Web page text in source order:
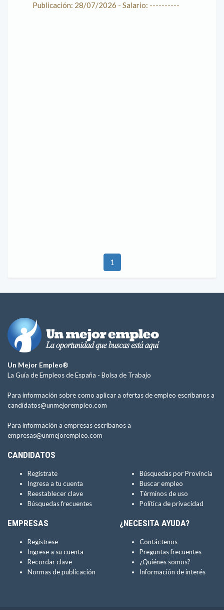
Publicación: 28/07/2026 - Salario: ----------
1
Un Mejor Empleo®
La Guía de Empleos de España - Bolsa de Trabajo
Para información sobre como aplicar a ofertas de empleo escríbanos a
candidatos@unmejorempleo.com
Para información a empresas escríbanos a
empresas@unmejorempleo.com
CANDIDATOS
Regístrate
Ingresa a tu cuenta
Reestablecer clave
Búsquedas frecuentes
Búsquedas por Provincia
Buscar empleo
Términos de uso
Política de privacidad
EMPRESAS
Regístrese
Ingrese a su cuenta
Recordar clave
Normas de publicación
¿NECESITA AYUDA?
Contáctenos
Preguntas frecuentes
¿Quiénes somos?
Información de interés